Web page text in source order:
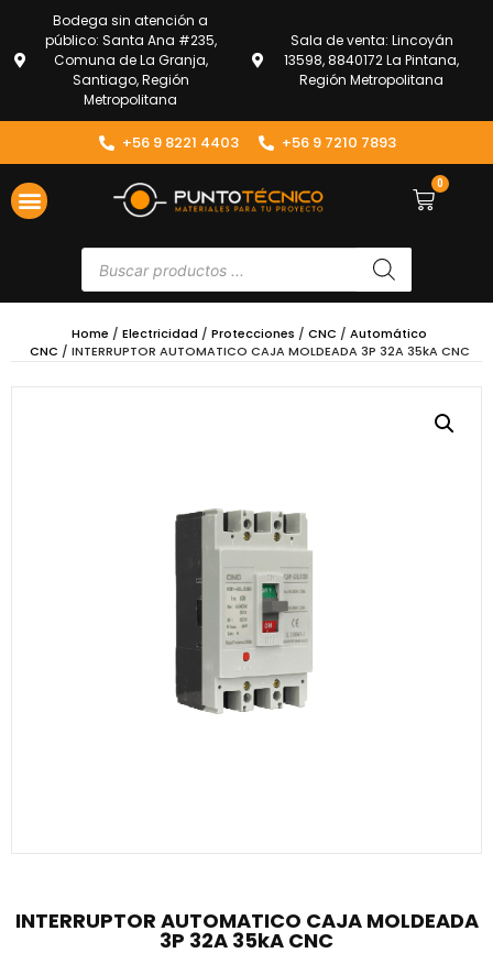
Bodega sin atención a
público: Santa Ana #235,
Comuna de La Granja,
Santiago, Región
Metropolitana
Sala de venta: Lincoyán
13598, 8840172 La Pintana,
Región Metropolitana
+56 9 8221 4403 +56 9 7210 7893
0
Home / Electricidad / Protecciones / CNC / Automático
CNC / INTERRUPTOR AUTOMATICO CAJA MOLDEADA 3P 32A 35kA CNC
INTERRUPTOR AUTOMATICO CAJA MOLDEADA
3P 32A 35kA CNC